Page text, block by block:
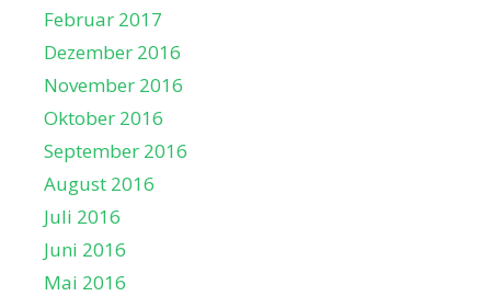
Februar 2017
Dezember 2016
November 2016
Oktober 2016
September 2016
August 2016
Juli 2016
Juni 2016
Mai 2016